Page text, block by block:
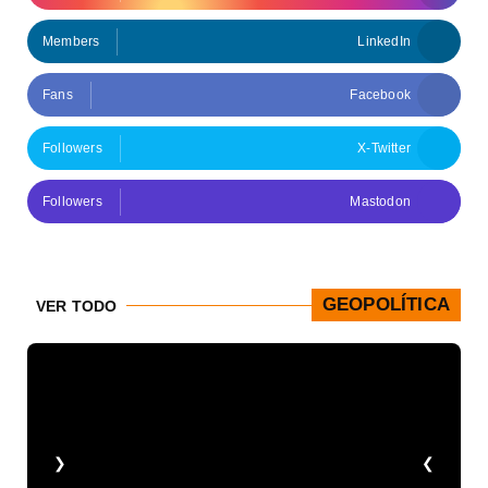
LinkedIn
Members
Facebook
Fans
X-Twitter
Followers
Mastodon
Followers
GEOPOLÍTICA
VER TODO
❮ ❯